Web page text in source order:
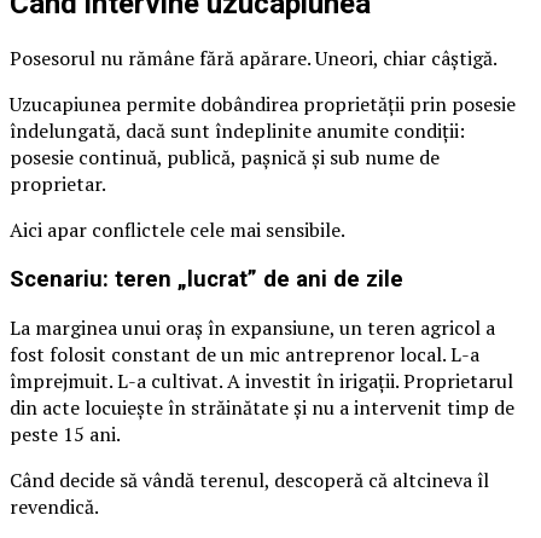
Posesorul nu rămâne fără apărare. Uneori, chiar câștigă.
Uzucapiunea permite dobândirea proprietății prin posesie
îndelungată, dacă sunt îndeplinite anumite condiții:
posesie continuă, publică, pașnică și sub nume de
proprietar.
Aici apar conflictele cele mai sensibile.
Scenariu: teren „lucrat” de ani de zile
La marginea unui oraș în expansiune, un teren agricol a
fost folosit constant de un mic antreprenor local. L-a
împrejmuit. L-a cultivat. A investit în irigații. Proprietarul
din acte locuiește în străinătate și nu a intervenit timp de
peste 15 ani.
Când decide să vândă terenul, descoperă că altcineva îl
revendică.